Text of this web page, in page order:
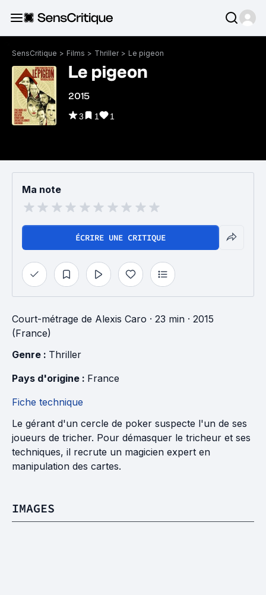
SensCritique > Films > Thriller > Le pigeon
Le pigeon
2015
3 1 1
Ma note
ÉCRIRE UNE CRITIQUE
Court-métrage de Alexis Caro · 23 min · 2015
(France)
Genre : Thriller
Pays d'origine : France
Fiche technique
Le gérant d'un cercle de poker suspecte l'un de ses
joueurs de tricher. Pour démasquer le tricheur et ses
techniques, il recrute un magicien expert en
manipulation des cartes.
IMAGES